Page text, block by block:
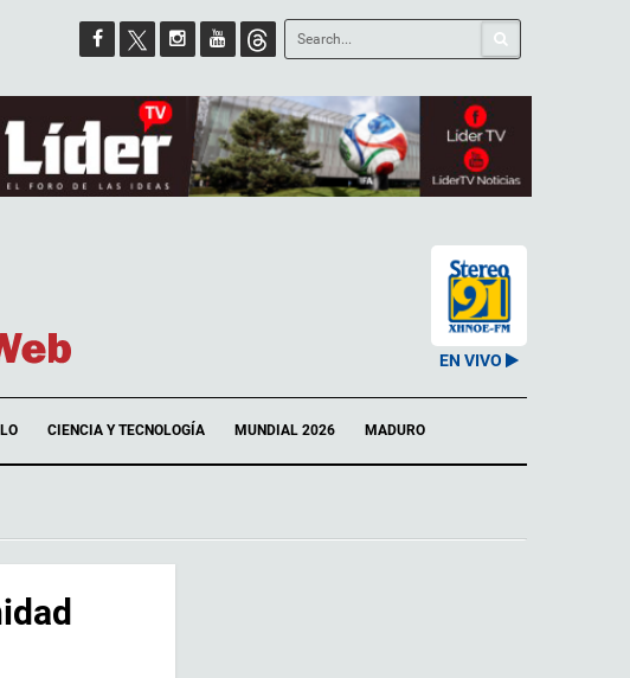
EN VIVO
CIENCIA Y TECNOLOGÍA MUNDIAL 2026 MADURO